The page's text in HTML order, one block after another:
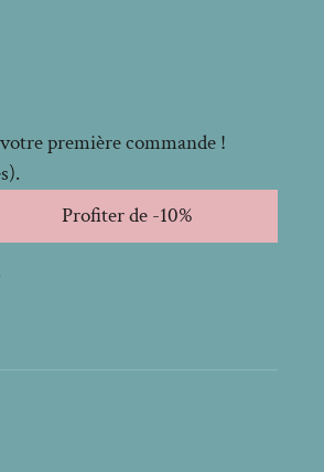
première commande !
Profiter de -10%